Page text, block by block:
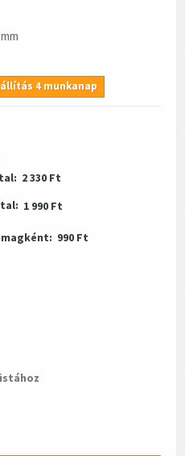
4 munkanap
2 330 Ft
1 990 Ft
990 Ft